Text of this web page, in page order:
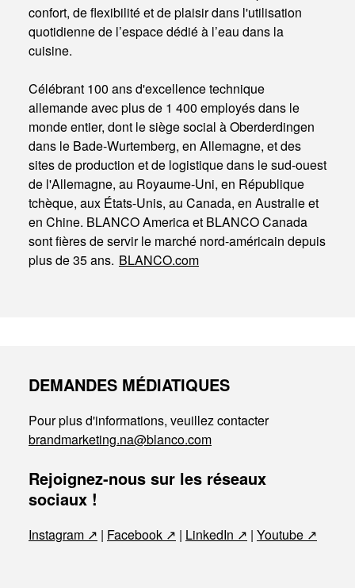
confort, de flexibilité et de plaisir dans l'utilisation
quotidienne de l’espace dédié à l’eau dans la
cuisine.
Célébrant 100 ans d'excellence technique
allemande avec plus de 1 400 employés dans le
monde entier, dont le siège social à Oberderdingen
dans le Bade-Wurtemberg, en Allemagne, et des
sites de production et de logistique dans le sud-ouest
de l'Allemagne, au Royaume-Uni, en République
tchèque, aux États-Unis, au Canada, en Australie et
en Chine. BLANCO America et BLANCO Canada
sont fières de servir le marché nord-américain depuis
plus de 35 ans. BLANCO.com
DEMANDES MÉDIATIQUES
Pour plus d'informations, veuillez contacter
brandmarketing.na@blanco.com
Rejoignez-nous sur les réseaux
sociaux !
Instagram | Facebook | LinkedIn | Youtube